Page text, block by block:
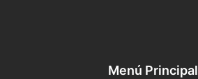
Menú Principal